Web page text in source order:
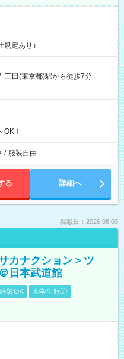
定あり）
三田(東京都)駅から徒歩7分
！
/ 服装自由
る 詳細へ
掲載日：2026.08.03
カナクション＞ツ
日本武道館
験OK
大学生歓迎